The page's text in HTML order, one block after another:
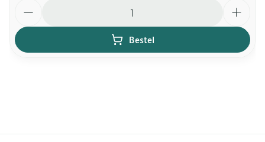
Bestel